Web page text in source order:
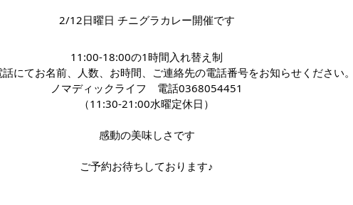
2/12日曜日 チニグラカレー開催です
11:00-18:00の1時間入れ替え制
にてお名前、人数、お時間、ご連絡先の電話番号をお知らせください。
ノマディックライフ　電話0368054451
（11:30-21:00水曜定休日）
感動の美味しさです
ご予約お待ちしております♪